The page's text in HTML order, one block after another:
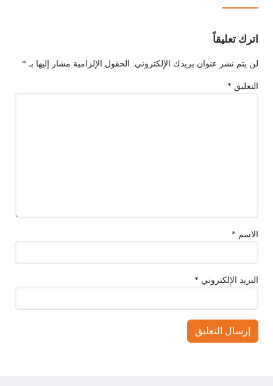
اترك تعليقاً
لن يتم نشر عنوان بريدك الإلكتروني. الحقول الإلزامية مشار إليها بـ*
التعليق *
الاسم *
البريد الإلكتروني *